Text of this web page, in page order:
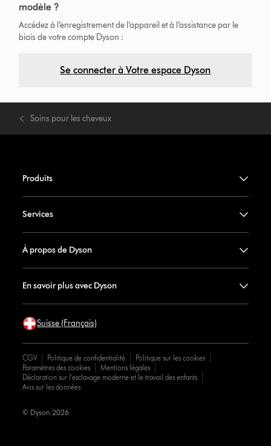
modèle ?
Accédez à l’enregistrement de l’appareil et à l’assistance par le
biais de votre compte Dyson :
Se connecter à Votre espace Dyson
Soins pour les cheveux
Produits
Services
À propos de Dyson
En savoir plus avec Dyson
Suisse (Français)
CGV Politique de confidentialité
Politique sur les cookies
Paramètres des cookies
Mentions légales
Déclaration sur l'esclavage moderne et le travail des enfants
Avis sur les données
© Dyson 2026